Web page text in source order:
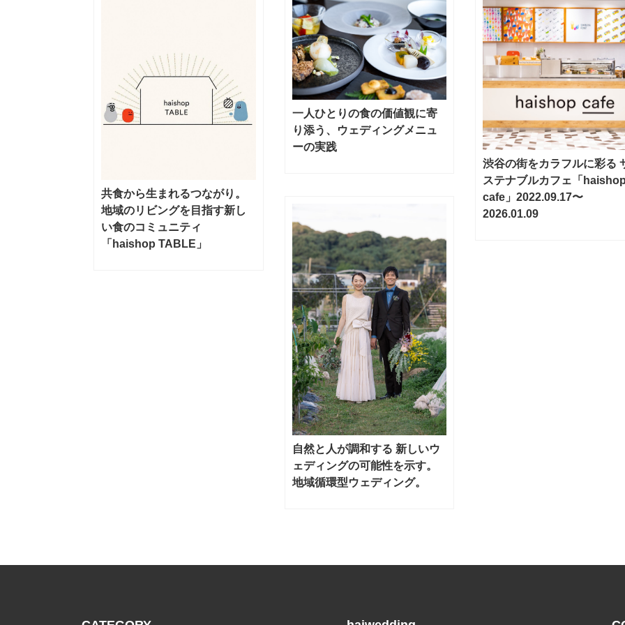
共食から生まれるつながり。
地域のリビングを目指す新し
い食のコミュニティ
「haishop TABLE」
一人ひとりの食の価値観に寄
り添う、ウェディングメニュ
ーの実践
渋谷の街をカラフルに彩る
ステナブルカフェ「
cafe」2022.09.17〜
2026.01.09
自然と人が調和する 新しいウ
ェディングの可能性を示す。
地域循環型ウェディング。